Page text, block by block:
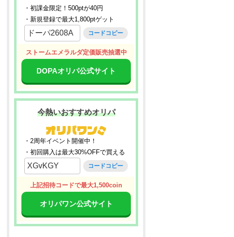
・初課金限定！500ptが40円
・新規登録で最大1,800ptゲット
ドーパ2608A コードコピー
ストームエメラルダ定価販売抽選中
DOPAオリパ公式サイト
今熱いおすすめオリパ
・2周年イベント開催中！
・初回購入は最大30%OFFで買える
XGvKGY コードコピー
上記招待コードで最大1,500coin
オリパワン公式サイト